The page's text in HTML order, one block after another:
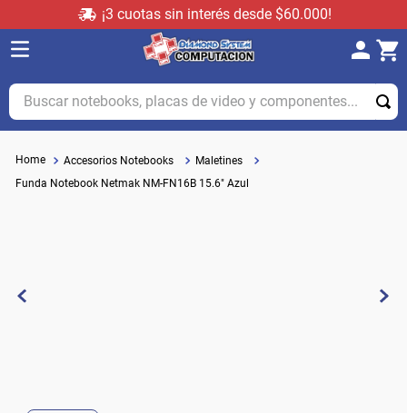
¡3 cuotas sin interés desde $60.000!
Buscar notebooks, placas de video y componentes...
Accesorios Notebooks
Maletines
Funda Notebook Netmak NM-FN16B 15.6" Azul